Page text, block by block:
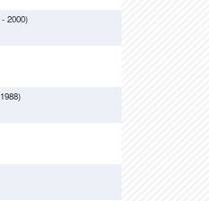
- 2000)
1988)